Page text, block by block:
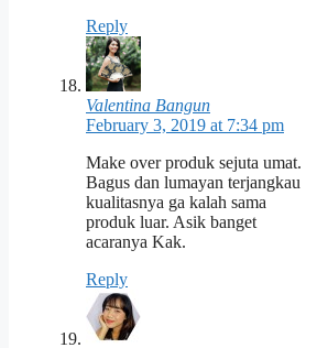
Reply
Valentina Bangun
February 3, 2019 at 7:34 pm
Make over produk sejuta umat.
Bagus dan lumayan terjangkau
kualitasnya ga kalah sama
produk luar. Asik banget
acaranya Kak.
Reply